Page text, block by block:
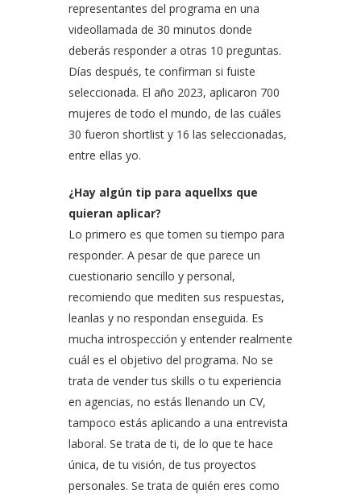
representantes del programa en una
videollamada de 30 minutos donde
deberás responder a otras 10 preguntas.
Días después, te confirman si fuiste
seleccionada. El año 2023, aplicaron 700
mujeres de todo el mundo, de las cuáles
30 fueron shortlist y 16 las seleccionadas,
entre ellas yo.
¿Hay algún tip para aquellxs que
quieran aplicar?
Lo primero es que tomen su tiempo para
responder. A pesar de que parece un
cuestionario sencillo y personal,
recomiendo que mediten sus respuestas,
leanlas y no respondan enseguida. Es
mucha introspección y entender realmente
cuál es el objetivo del programa. No se
trata de vender tus skills o tu experiencia
en agencias, no estás llenando un CV,
tampoco estás aplicando a una entrevista
laboral. Se trata de ti, de lo que te hace
única, de tu visión, de tus proyectos
personales. Se trata de quién eres como